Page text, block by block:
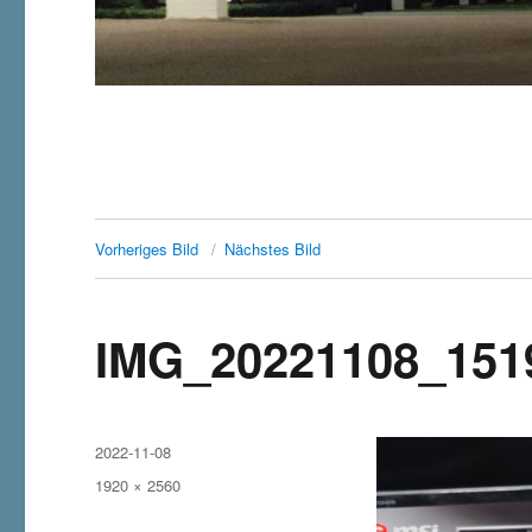
Vorheriges Bild Nächstes Bild
Veröffentlicht
am
2022-11-08
Originalgröße
1920 × 2560